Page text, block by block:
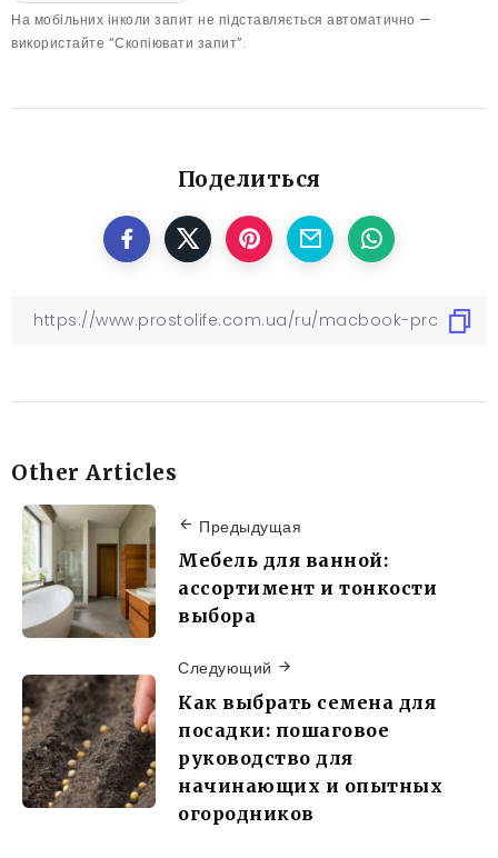
На мобільних інколи запит не підставляється автоматично —
використайте “Скопіювати запит”.
Поделиться
Other Articles
Предыдущая
Мебель для ванной:
ассортимент и тонкости
выбора
Следующий
Как выбрать семена для
посадки: пошаговое
руководство для
начинающих и опытных
огородников